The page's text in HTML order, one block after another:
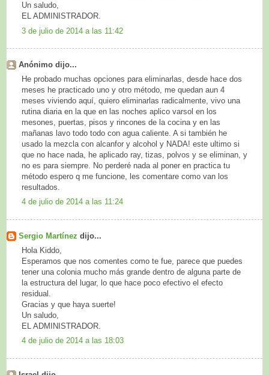
Un saludo,
EL ADMINISTRADOR.
3 de julio de 2014 a las 11:42
Anónimo dijo...
He probado muchas opciones para eliminarlas, desde hace dos
meses he practicado uno y otro método, me quedan aun 4
meses viviendo aquí, quiero eliminarlas radicalmente, vivo una
rutina diaria en la que en las noches aplico varsol en los
mesones, puertas, pisos y rincones de la cocina y en las
mañanas lavo todo todo con agua caliente. A si también he
usado la mezcla con alcanfor y alcohol y NADA! este ultimo si
que no hace nada, he aplicado ray, tizas, polvos y se eliminan, y
no es para siempre. No perderé nada al poner en practica tu
método espero q me funcione, les comentare como van los
resultados.
4 de julio de 2014 a las 11:24
Sergio Martínez dijo...
Hola Kiddo,
Esperamos que nos comentes como te fue, parece que puedes
tener una colonia mucho más grande dentro de alguna parte de
la estructura del lugar, lo que hace poco efectivo el efecto
residual.
Gracias y que haya suerte!
Un saludo,
EL ADMINISTRADOR.
4 de julio de 2014 a las 18:03